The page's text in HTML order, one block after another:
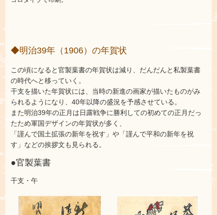
◆明治39年（1906）の年賀状
この頃になると官製葉書の年賀状は減り、だんだんと私製葉書
の時代へと移っていく。
干支を描いた年賀状には、当時の新進の画家が描いたものがみ
られるようになり、40年以降の盛況を予感させている。
また明治39年の正月は日露戦争に勝利しての初めての正月だっ
たため軍国デザインの年賀状が多く、
「謹んで国土拡張の新年を祝す」や 「謹んで平和の新年を祝
す」などの挨拶文も見られる。
●官製葉書
干支・午